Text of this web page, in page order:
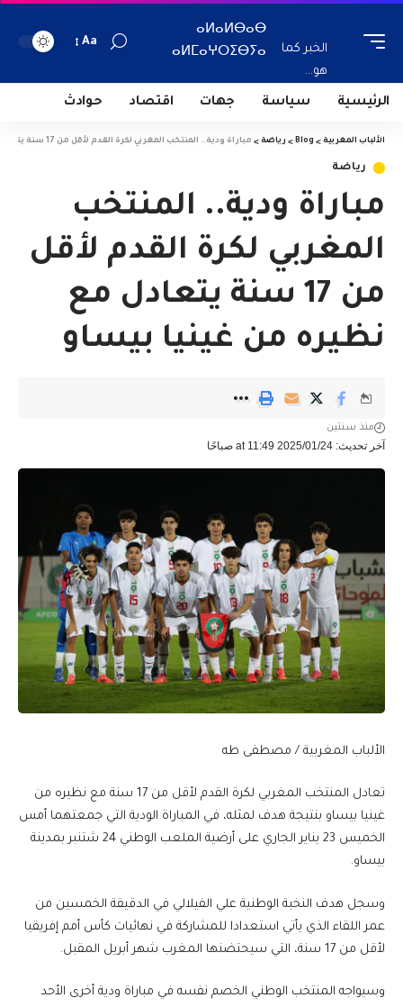
الخبر كما
هو...
ⴰⵍⴰⵍⴱⴰⴱ
ⴰⵍⵎⴰⵖⵔⵉⴱⵢⴰ
Aa
الرئيسية سياسة جهات اقتصاد حوادث
الألباب المغربية >
Blog
> رياضة > مباراة ودية.. المنتخب المغربي لكرة القدم لأقل من 17 سنة يتعادل مع نظيره من غينيا بيساو
رياضة
مباراة ودية.. المنتخب
المغربي لكرة القدم لأقل
من 17 سنة يتعادل مع
نظيره من غينيا بيساو
آخر تحديث: 2025/01/24 at 11:49 صباحًا
منذ سنتين
الألباب المغربية / مصطفى طه
تعادل المنتخب المغربي لكرة القدم لأقل من 17 سنة مع نظيره من
غينيا بيساو بنتيجة هدف لمثله، في المباراة الودية التي جمعتهما أمس
الخميس 23 يناير الجاري على أرضية الملعب الوطني 24 شتنبر بمدينة
بيساو.
وسجل هدف النخبة الوطنية علي الفيلالي في الدقيقة الخمسين من
عمر اللقاء الذي يأتي استعدادا للمشاركة في نهائيات كأس أمم إفريقيا
لأقل من 17 سنة، التي سيحتضنها المغرب شهر أبريل المقبل.
وسيواجه المنتخب الوطني الخصم نفسه في مباراة ودية أخرى الأحد